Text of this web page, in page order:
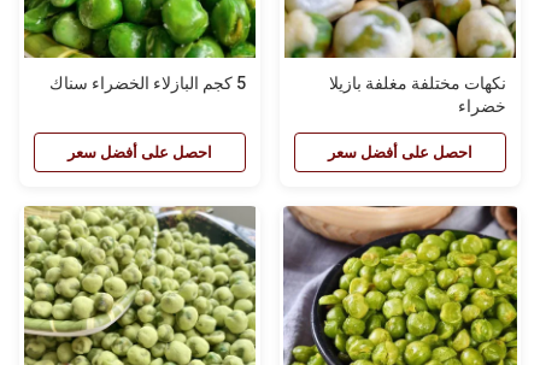
نكهات مختلفة مغلفة بازيلا
خضراء
احصل على أفضل سعر
5 كجم البازلاء الخضراء سناك
احصل على أفضل سعر